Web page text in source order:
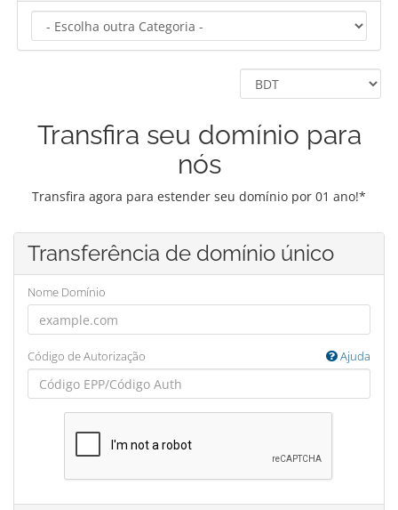
Transfira seu domínio para
nós
Transfira agora para estender seu domínio por 01 ano!*
Transferência de domínio único
Nome Domínio
Código de Autorização Ajuda